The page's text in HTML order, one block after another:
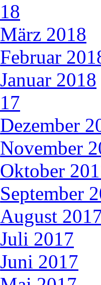
März 2018
Februar
Januar 2018
Dezember
November
Oktober
September
August
Juli 2017
Juni 2017